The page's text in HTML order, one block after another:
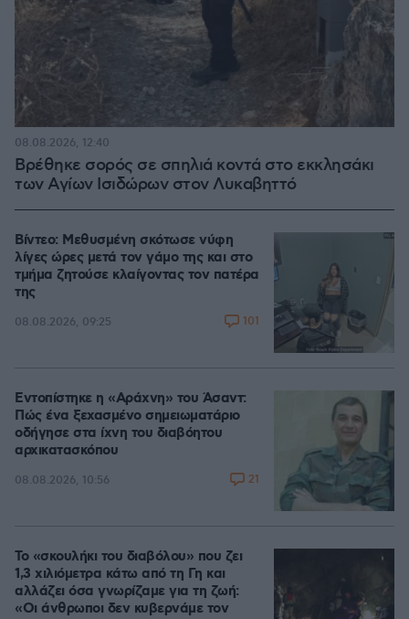
Βρέθηκε σορός σε σπηλιά κοντά στο εκκλησάκι
των Αγίων Ισιδώρων στον Λυκαβηττό
08.08.2026, 12:40
Βίντεο: Μεθυσμένη σκότωσε νύφη
λίγες ώρες μετά τον γάμο της και στο
τμήμα ζητούσε κλαίγοντας τον πατέρα
της
08.08.2026, 09:25 101
Εντοπίστηκε η «Αράχνη» του Άσαντ:
Πώς ένα ξεχασμένο σημειωματάριο
οδήγησε στα ίχνη του διαβόητου
αρχικατασκόπου
08.08.2026, 10:56 21
Το «σκουλήκι του διαβόλου» που ζει
1,3 χιλιόμετρα κάτω από τη Γη και
αλλάζει όσα γνωρίζαμε για τη ζωή:
«Οι άνθρωποι δεν κυβερνάμε τον